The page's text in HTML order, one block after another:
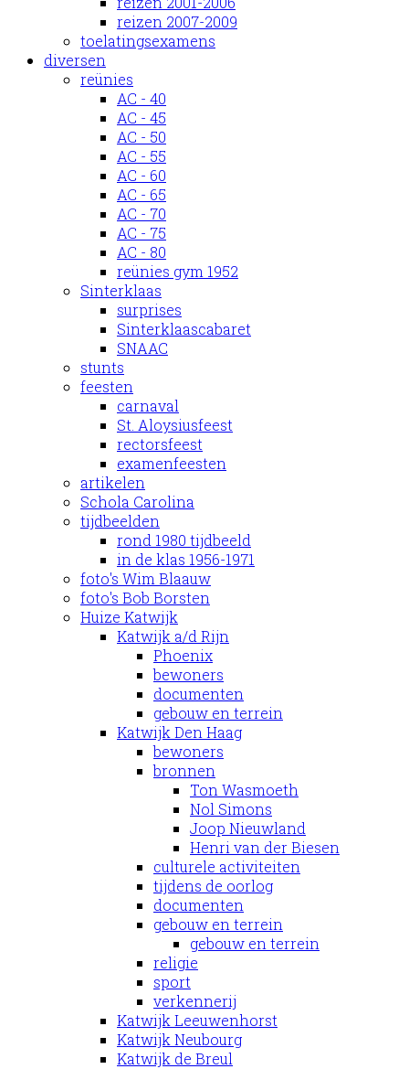
reizen 2007-2009
toelatingsexamens
diversen
reünies
AC - 40
AC - 45
AC - 50
AC - 55
AC - 60
AC - 65
AC - 70
AC - 75
AC - 80
reünies gym 1952
Sinterklaas
surprises
Sinterklaascabaret
SNAAC
stunts
feesten
carnaval
St. Aloysiusfeest
rectorsfeest
examenfeesten
artikelen
Schola Carolina
tijdbeelden
rond 1980 tijdbeeld
in de klas 1956-1971
foto's Wim Blaauw
foto's Bob Borsten
Huize Katwijk
Katwijk a/d Rijn
Phoenix
bewoners
documenten
gebouw en terrein
Katwijk Den Haag
bewoners
bronnen
Ton Wasmoeth
Nol Simons
Joop Nieuwland
Henri van der Biesen
culturele activiteiten
tijdens de oorlog
documenten
gebouw en terrein
gebouw en terrein
religie
sport
verkennerij
Katwijk Leeuwenhorst
Katwijk Neubourg
Katwijk de Breul